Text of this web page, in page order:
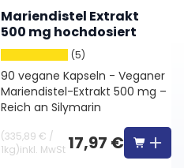
Mariendistel Extrakt
500 mg hochdosiert
(5)
90 vegane Kapseln - Veganer
Mariendistel-Extrakt 500 mg –
Reich an Silymarin
(335,89 € /
1kg)inkl. MwSt 17,97 €